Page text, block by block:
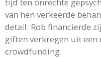
tijd ten onrechte
van hen verkeerde
detail: Rob financierde
giften verkregen uit
crowdfunding.